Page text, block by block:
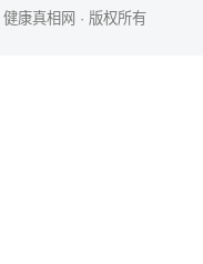
健康真相网 · 版权所有